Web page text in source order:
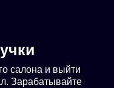
салона и выйти
Зарабатывайте